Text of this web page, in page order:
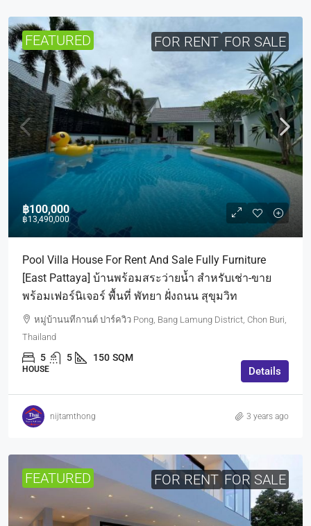
FEATURED FOR RENT FOR SALE
฿100,000
฿13,490,000
Pool Villa House For Rent And Sale Fully Furniture
[East Pattaya] บ้านพร้อมสระว่ายน้ำ สำหรับเช่า-ขาย
พร้อมเฟอร์นิเจอร์ พื้นที่ พัทยา ฝั่งถนน สุขุมวิท
หมู่บ้านนทีกานต์ ปาร์ควิว Pong, Bang Lamung District, Chon Buri,
Thailand
5 5 150 SQM
HOUSE Details
nijtamthong 3 years ago
FEATURED FOR RENT FOR SALE